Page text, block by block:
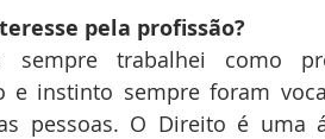
pela profissão?
sempre trabalhei como
e instinto sempre foram
pessoas. O Direito é uma